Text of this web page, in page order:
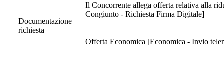
Documentazione
richiesta
Il Concorrente allega offerta relativa alla
Congiunto - Richiesta Firma Digitale]
Offerta Economica [Economica - Invio